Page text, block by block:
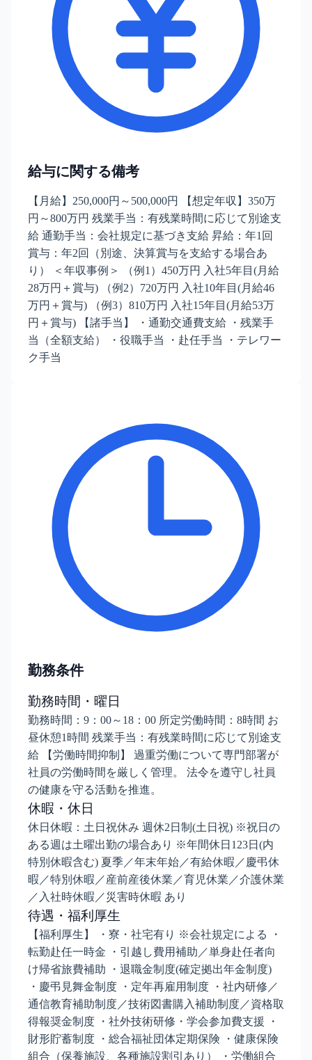
給与に関する備考
【月給】250,000円～500,000円 【想定年収】350万
円～800万円 残業手当：有残業時間に応じて別途支
給 通勤手当：会社規定に基づき支給 昇給：年1回
賞与：年2回（別途、決算賞与を支給する場合あ
り） ＜年収事例＞ （例1）450万円 入社5年目(月給
28万円＋賞与) （例2）720万円 入社10年目(月給46
万円＋賞与) （例3）810万円 入社15年目(月給53万
円＋賞与) 【諸手当】 ・通勤交通費支給 ・残業手
当（全額支給） ・役職手当 ・赴任手当 ・テレワー
ク手当
勤務条件
勤務時間・曜日
勤務時間：9：00～18：00 所定労働時間：8時間 お
昼休憩1時間 残業手当：有残業時間に応じて別途支
給 【労働時間抑制】 過重労働について専門部署が
社員の労働時間を厳しく管理。 法令を遵守し社員
の健康を守る活動を推進。
休暇・休日
休日休暇：土日祝休み 週休2日制(土日祝) ※祝日の
ある週は土曜出勤の場合あり ※年間休日123日(内
特別休暇含む) 夏季／年末年始／有給休暇／慶弔休
暇／特別休暇／産前産後休業／育児休業／介護休業
／入社時休暇／災害時休暇 あり
待遇・福利厚生
【福利厚生】 ・寮・社宅有り ※会社規定による ・
転勤赴任一時金 ・引越し費用補助／単身赴任者向
け帰省旅費補助 ・退職金制度(確定拠出年金制度)
・慶弔見舞金制度 ・定年再雇用制度 ・社内研修／
通信教育補助制度／技術図書購入補助制度／資格取
得報奨金制度 ・社外技術研修・学会参加費支援 ・
財形貯蓄制度 ・総合福祉団体定期保険 ・健康保険
組合（保養施設、各種施設割引あり） ・労働組合